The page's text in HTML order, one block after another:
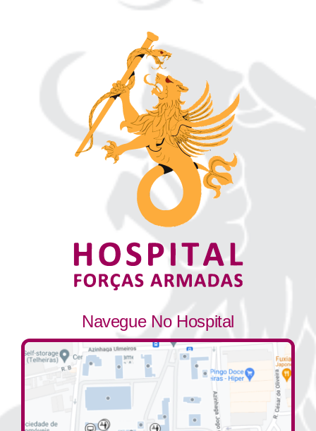
Navegue No Hospital